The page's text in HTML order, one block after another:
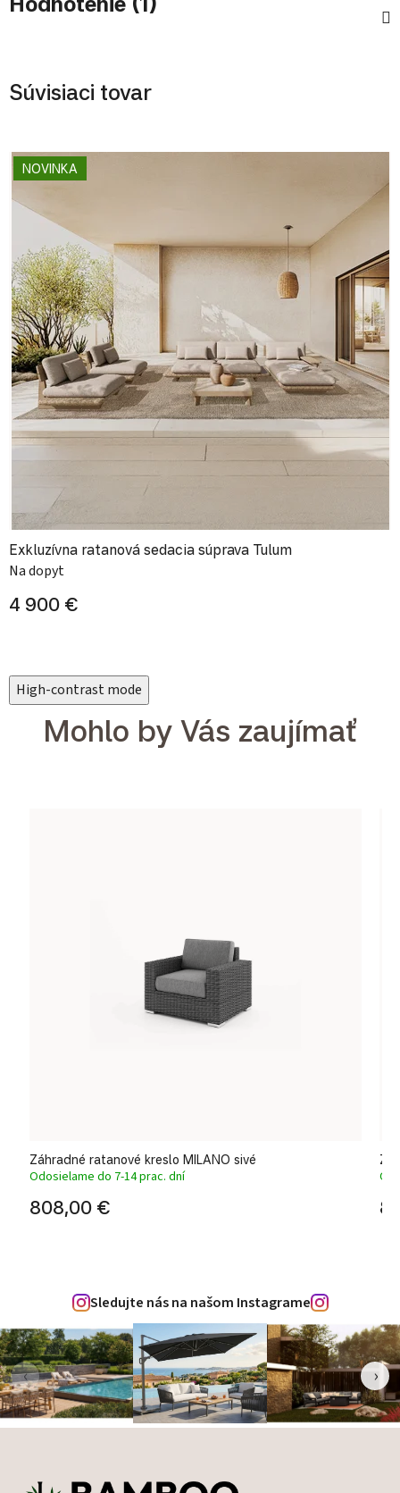
Súvisiaci tovar
NOVINKA
Exkluzívna ratanová sedacia súprava Tulum
Na dopyt
4 900 €
High-contrast mode
Mohlo by Vás zaujímať
Záhradné ratanové kreslo MILANO sivé
Odosielame do 7-14 prac. dní
808,00 €
Sledujte nás na našom Instagrame
‹ ›